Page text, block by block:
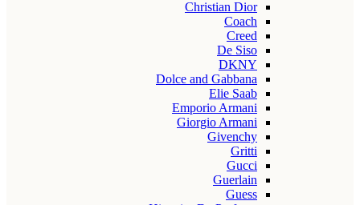
Christian Dior
Coach
Creed
De Siso
DKNY
Dolce and Gabbana
Elie Saab
Emporio Armani
Giorgio Armani
Givenchy
Gritti
Gucci
Guerlain
Guess